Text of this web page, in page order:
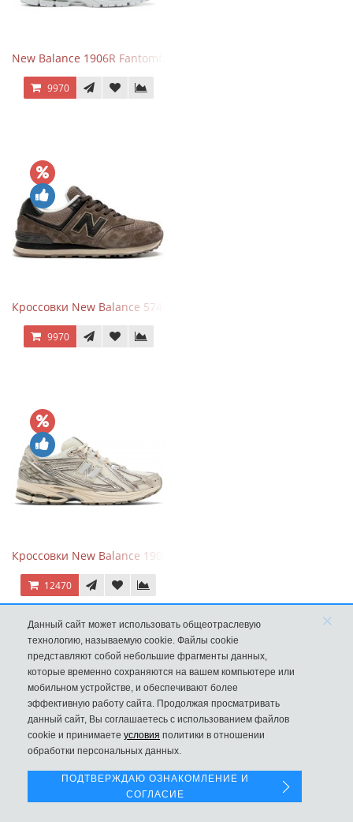
New Balance 1906R Fantomfit White
9970
Кроссовки New Balance 574 Umber Black
9970
Кроссовки New Balance 1906R Arid Stone
12470
Кроссовки New Balance 574 Blue Black Red синий с красным
Данный сайт может использовать общеотраслевую
технологию, называемую cookie. Файлы cookie
представляют собой небольшие фрагменты данных,
которые временно сохраняются на вашем компьютере или
мобильном устройстве, и обеспечивают более
эффективную работу сайта. Продолжая просматривать
данный сайт, Вы соглашаетесь с использованием файлов
cookie и принимаете условия политики в отношении
обработки персональных данных.
×
ПОДТВЕРЖДАЮ ОЗНАКОМЛЕНИЕ И
СОГЛАСИЕ